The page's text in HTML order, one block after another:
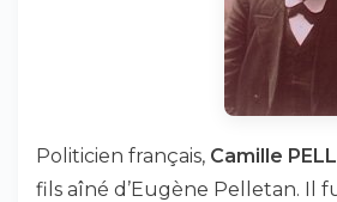
Politicien français, Camille
fils aîné d’Eugène Pelletan. Il